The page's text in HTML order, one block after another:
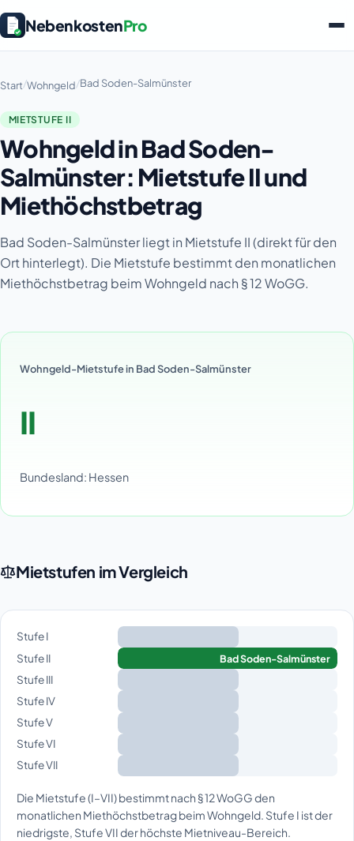
NebenkostenPro
Start/Wohngeld/Bad Soden-Salmünster
MIETSTUFE II
Wohngeld in Bad Soden-
Salmünster: Mietstufe II und
Miethöchstbetrag
Bad Soden-Salmünster liegt in Mietstufe II (direkt für den
Ort hinterlegt). Die Mietstufe bestimmt den monatlichen
Miethöchstbetrag beim Wohngeld nach § 12 WoGG.
Wohngeld-Mietstufe in Bad Soden-Salmünster
II
Bundesland: Hessen
Mietstufen im Vergleich
Stufe I
Stufe II
Bad Soden-Salmünster
Stufe III
Stufe IV
Stufe V
Stufe VI
Stufe VII
Die Mietstufe (I–VII) bestimmt nach § 12 WoGG den
monatlichen Miethöchstbetrag beim Wohngeld. Stufe I ist der
niedrigste, Stufe VII der höchste Mietniveau-Bereich.